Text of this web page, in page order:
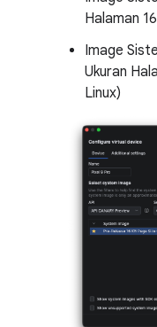
Halaman
Image
Ukuran
Linux)